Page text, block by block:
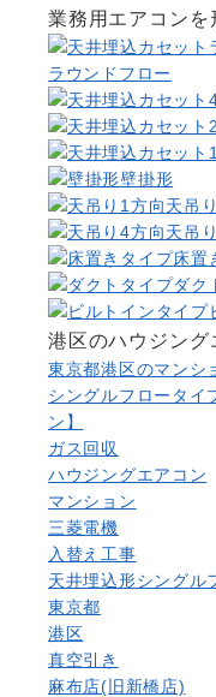
業務用エアコンを
ラウンドフロー
壁掛形
天吊
天吊
床置
ダク
港区のハウジング
東京都港区のマンシ
シングルフロータイ
ン】
ガス回収
ハウジングエアコン
マンション
三菱電機
入替え工事
天井埋込形シングル
東京都
港区
真空引き
麻布店(旧新橋店)